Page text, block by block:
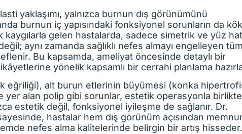
yaklaşımı, yalnızca burnun dış görünümünü
burnun iç yapısındaki fonksiyonel sorunların da
kaygılarla gelen hastalarda, sadece simetrik ve yüz
aynı zamanda sağlıklı nefes almayı engelleyen
Bu kapsamda, ameliyat öncesinde detaylı bir
yönelik kapsamlı bir cerrahi planlama
eğriliği), alt burun etlerinin büyümesi (konka
alan polip gibi sorunlar, estetik operasyonla birlikte
estetik değil, fonksiyonel iyileşme de sağlanır. Dr.
hastalar hem dış görünüm açısından
nefes alma kalitelerinde belirgin bir artış hisseder.